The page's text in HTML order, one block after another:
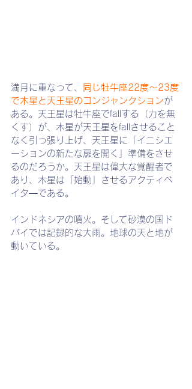
満月に重なって、
同じ牡牛座22度～23度
で木星と天王星のコンジャンクションが
ある。天王星は牡牛座でfallする（力を無
くす）が、木星が天王星をfallさせること
なく引っ張り上げ、天王星に「イニシエ
ーションの新たな扉を開く」準備をさせ
るのだろうか。天王星は偉大な覚醒者で
あり、木星は「始動」させるアクティベ
イタ―である。
インドネシアの噴火。そして砂漠の国ド
バイでは記録的な大雨。地球の天と地が
動いている。